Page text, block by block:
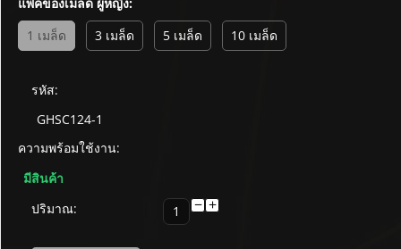
1 เมล็ด
3 เมล็ด 5 เมล็ด 10 เมล็ด
รหัส:
GHSC124-1
ความพร้อมใช้งาน:
มีสินค้า
ปริมาณ:
+
−